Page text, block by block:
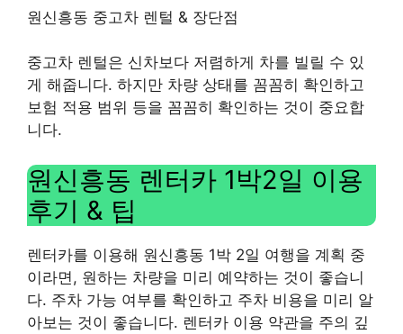
원신흥동 중고차 렌털 & 장단점
중고차 렌털은 신차보다 저렴하게 차를 빌릴 수 있
게 해줍니다. 하지만 차량 상태를 꼼꼼히 확인하고
보험 적용 범위 등을 꼼꼼히 확인하는 것이 중요합
니다.
원신흥동 렌터카 1박2일 이용
후기 & 팁
렌터카를 이용해 원신흥동 1박 2일 여행을 계획 중
이라면, 원하는 차량을 미리 예약하는 것이 좋습니
다. 주차 가능 여부를 확인하고 주차 비용을 미리 알
아보는 것이 좋습니다. 렌터카 이용 약관을 주의 깊